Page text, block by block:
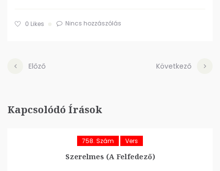
0 Likes Nincs hozzászólás
Előző Következő
Kapcsolódó Írások
758. Szám Vers
Szerelmes (A Felfedező)